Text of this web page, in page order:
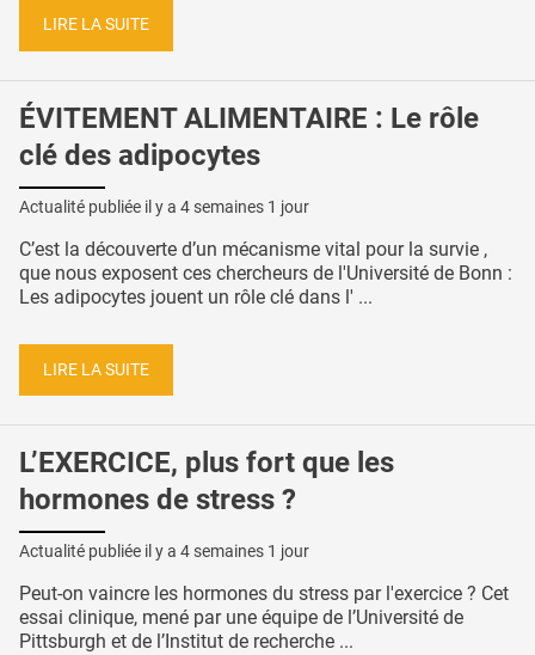
LIRE LA SUITE
ÉVITEMENT ALIMENTAIRE : Le rôle
clé des adipocytes
Actualité publiée il y a 4 semaines 1 jour
C’est la découverte d’un mécanisme vital pour la survie ,
que nous exposent ces chercheurs de l'Université de Bonn :
Les adipocytes jouent un rôle clé dans l' ...
LIRE LA SUITE
L’EXERCICE, plus fort que les
hormones de stress ?
Actualité publiée il y a 4 semaines 1 jour
Peut-on vaincre les hormones du stress par l'exercice ? Cet
essai clinique, mené par une équipe de l’Université de
Pittsburgh et de l’Institut de recherche ...